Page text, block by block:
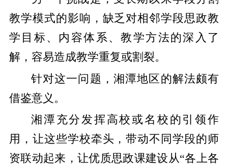
教学模式的影响，缺乏对相邻学段思政教
学目标、内容体系、教学方法的深入了
解，容易造成教学重复或割裂。
针对这一问题，湘潭地区的解法颇有
借鉴意义。
湘潭充分发挥高校或名校的引领作
用，让这些学校牵头，带动不同学段的师
资联动起来，让优质思政课建设从“各上各